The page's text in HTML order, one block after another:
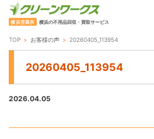
横浜営業所 横浜の不用品回収・買取サービス
TOP
ご利用の流れ
TOP お客様の声 20260405_113954
20260405_113954
2026.04.05